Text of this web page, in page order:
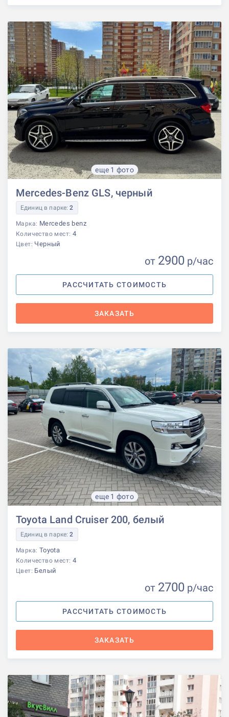
еще 1 фото
Mercedes-Benz GLS, черный
Единиц в парке:2
Марка: Mercedes benz
Количество мест: 4
Цвет: Черный
от 2900 р/час
РАССЧИТАТЬ СТОИМОСТЬ
ЗАКАЗАТЬ
еще 1 фото
Toyota Land Cruiser 200, белый
Единиц в парке:2
Марка: Toyota
Количество мест: 4
Цвет: Белый
от 2700 р/час
РАССЧИТАТЬ СТОИМОСТЬ
ЗАКАЗАТЬ